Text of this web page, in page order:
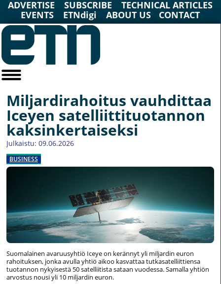
ADVERTISE SUBSCRIBE
TECHNICAL ARTICLES
EVENTS
ETNdigi ABOUT US CONTACT
Miljardirahoitus vauhdittaa
Iceyen satelliittituotannon
kaksinkertaiseksi
Julkaistu: 09.06.2026
BUSINESS
Suomalainen avaruusyhtiö Iceye on kerännyt yli miljardin euron
rahoituksen, jonka avulla yhtiö aikoo kasvattaa tutkasatelliittiensa
tuotannon nykyisestä 50 satelliitista sataan vuodessa. Samalla yhtiön
arvostus nousi yli 10 miljardin euron.